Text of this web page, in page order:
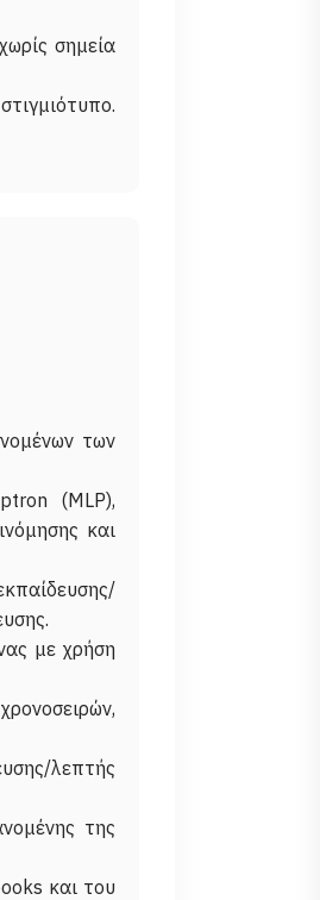
σημεία
των
(MLP),
και
με χρήση
λεπτής
της
και του